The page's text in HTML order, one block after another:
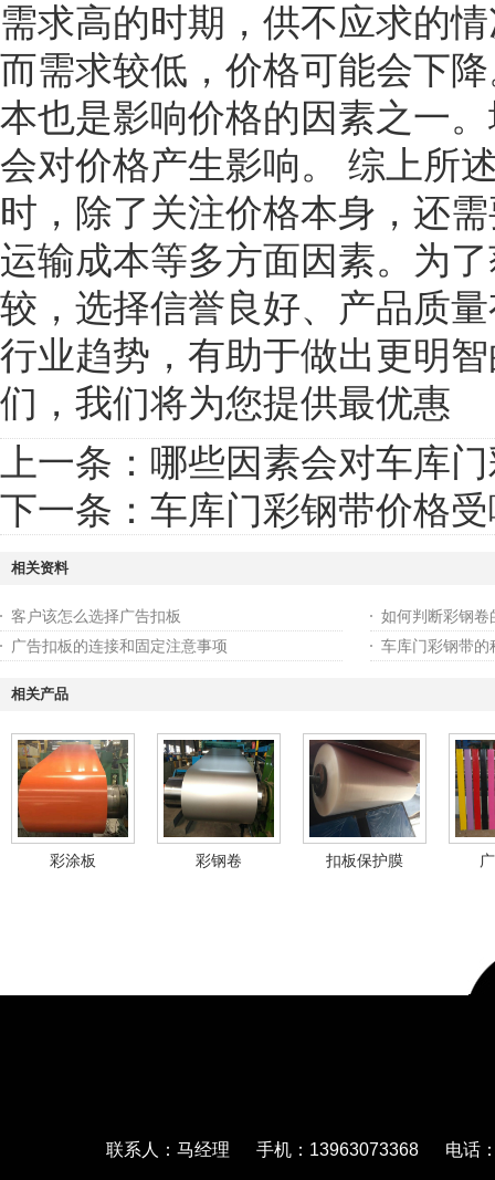
需求高的时期，供不应求的
而需求较低，价格可能会下
本也是影响价格的因素之一
会对价格产生影响。 综上所
时，除了关注价格本身，还
运输成本等多方面因素。为
较，选择信誉良好、产品质
行业趋势，有助于做出更明
们，我们将为您提供最优惠
上一条： 哪些因素会对车库
下一条： 车库门彩钢带价格
相关资料
客户该怎么选择广告扣板
如何判断彩钢卷
广告扣板的连接和固定注意事项
车库门彩钢带的
相关产品
彩涂板 彩钢卷 扣板保护膜
联系人：马经理 手机：13963073368 电话